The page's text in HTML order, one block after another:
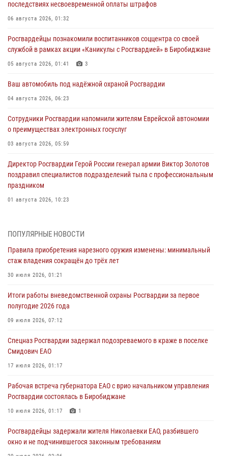
последствиях несвоевременной оплаты штрафов
06 августа 2026, 01:32
Росгвардейцы познакомили воспитанников соццентра со своей
службой в рамках акции «Каникулы с Росгвардией» в Биробиджане
05 августа 2026, 01:41 3
Ваш автомобиль под надёжной охраной Росгвардии
04 августа 2026, 06:23
Сотрудники Росгвардии напомнили жителям Еврейской автономии
о преимуществах электронных госуслуг
03 августа 2026, 05:59
Директор Росгвардии Герой России генерал армии Виктор Золотов
поздравил специалистов подразделений тыла с профессиональным
праздником
01 августа 2026, 10:23
Российской Федерации
В Росгвардии вспоминают российских воинов, погибших в Первой
мировой войне 1914-1918 годов
Внесены изменения в правила проведения контрольного отстрела
гражданского оружия
Правила приобретения нарезного оружия изменены: минимальный
стаж владения сокращён до трёх лет
ПОПУЛЯРНЫЕ НОВОСТИ
Правила приобретения нарезного оружия изменены: минимальный
стаж владения сокращён до трёх лет
30 июля 2026, 01:21
Итоги работы вневедомственной охраны Росгвардии за первое
полугодие 2026 года
09 июля 2026, 07:12
Спецназ Росгвардии задержал подозреваемого в краже в поселке
Смидович ЕАО
17 июля 2026, 01:17
Рабочая встреча губернатора ЕАО с врио начальником управления
Росгвардии состоялась в Биробиджане
10 июля 2026, 01:17 1
Росгвардейцы задержали жителя Николаевки ЕАО, разбившего
окно и не подчинившегося законным требованиям